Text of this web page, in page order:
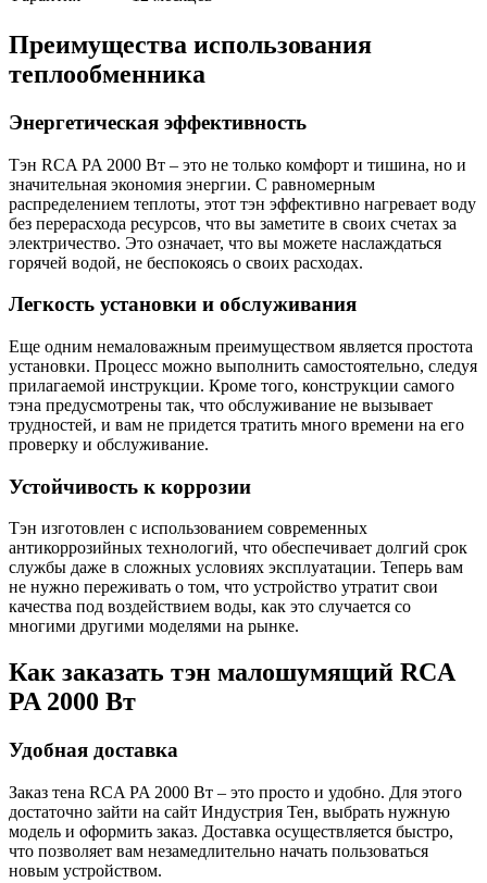
Преимущества использования
теплообменника
Энергетическая эффективность
Тэн RCA PA 2000 Вт – это не только комфорт и тишина, но и
значительная экономия энергии. С равномерным
распределением теплоты, этот тэн эффективно нагревает воду
без перерасхода ресурсов, что вы заметите в своих счетах за
электричество. Это означает, что вы можете наслаждаться
горячей водой, не беспокоясь о своих расходах.
Легкость установки и обслуживания
Еще одним немаловажным преимуществом является простота
установки. Процесс можно выполнить самостоятельно, следуя
прилагаемой инструкции. Кроме того, конструкции самого
тэна предусмотрены так, что обслуживание не вызывает
трудностей, и вам не придется тратить много времени на его
проверку и обслуживание.
Устойчивость к коррозии
Тэн изготовлен с использованием современных
антикоррозийных технологий, что обеспечивает долгий срок
службы даже в сложных условиях эксплуатации. Теперь вам
не нужно переживать о том, что устройство утратит свои
качества под воздействием воды, как это случается со
многими другими моделями на рынке.
Как заказать тэн малошумящий RCA
PA 2000 Вт
Удобная доставка
Заказ тена RCA PA 2000 Вт – это просто и удобно. Для этого
достаточно зайти на сайт Индустрия Тен, выбрать нужную
модель и оформить заказ. Доставка осуществляется быстро,
что позволяет вам незамедлительно начать пользоваться
новым устройством.